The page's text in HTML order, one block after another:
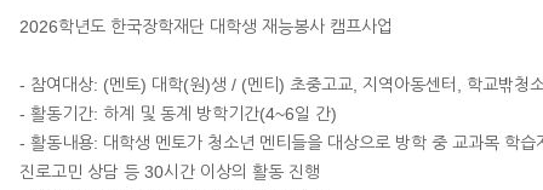
2026학년도 한국장학재단 대학생 재능봉사 캠프사업
- 참여대상: (멘토) 대학(원)생 / (멘티) 초중고교, 지역아동센터, 학교밖청
- 활동기간: 하계 및 동계 방학기간(4~6일 간)
- 활동내용: 대학생 멘토가 청소년 멘티들을 대상으로 방학 중 교과목 학습
진로고민 상담 등 30시간 이상의 활동 진행